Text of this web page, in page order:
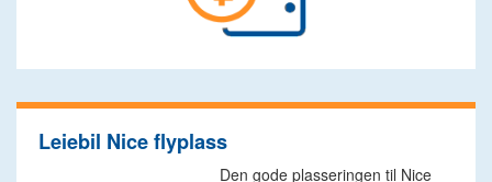
Leiebil Nice flyplass
Den gode plasseringen til Nice